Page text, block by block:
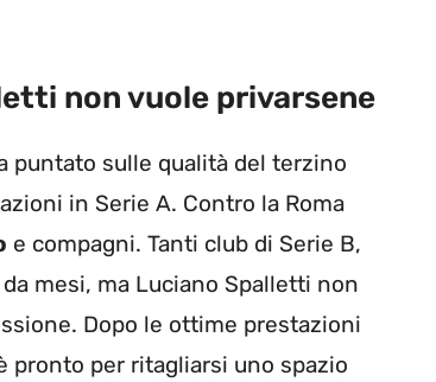
non vuole privarsene
puntato sulle qualità del terzino
in Serie A. Contro la Roma
e compagni. Tanti club di Serie B,
mesi, ma Luciano Spalletti non
Dopo le ottime prestazioni
pronto per ritagliarsi uno spazio